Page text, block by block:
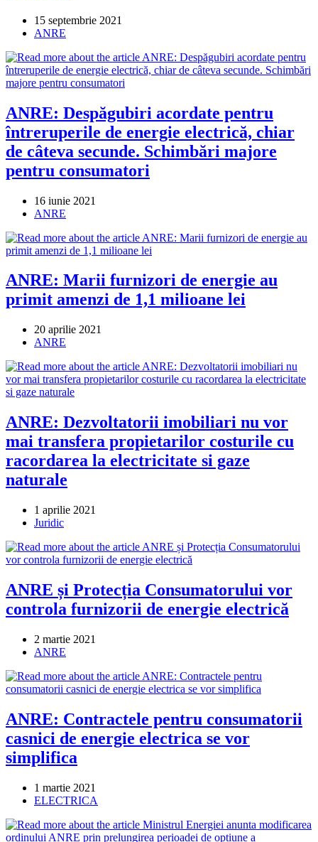
Post
published:
15 septembrie 2021
Post
ANRE
ANRE: Despăgubiri acordate pentru
întreruperile de energie electrică, chiar
de câteva secunde. Schimbări majore
pentru consumatori
Post
published:
16 iunie 2021
Post
ANRE
ANRE: Marii furnizori de energie au
primit amenzi de 1,1 milioane lei
Post
published:
20 aprilie 2021
Post
ANRE
ANRE: Dezvoltatorii imobiliari nu vor
mai transfera propietarilor costurile cu
racordarea la electricitate si gaze
naturale
Post
published:
1 aprilie 2021
Post
Juridic
ANRE și Protecția Consumatorului vor
controla furnizorii de energie electrică
Post
published:
2 martie 2021
Post
ANRE
ANRE: Contractele pentru consumatorii
casnici de energie electrica se vor
simplifica
Post
published:
1 martie 2021
Post
ELECTRICA